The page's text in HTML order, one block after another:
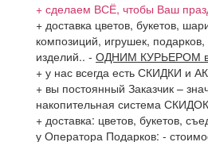
+ сделаем ВСЁ, чтобы Ваш
+ доставка цветов, букетов,
композиций, игрушек, подарков,
изделий.. - ОДНИМ КУРЬЕРОМ в
+ у нас всегда есть СКИДКИ и
+ вы постоянный Заказчик –
накопительная система
+ доставка: цветов, букетов,
у Оператора Подарков: -